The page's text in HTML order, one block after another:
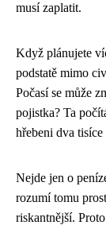
musí zaplatit.
Když plánujete
podstatě mimo
Počasí se může
pojistka? Ta
hřebeni dva
Nejde jen o
rozumí tomu
riskantnější.